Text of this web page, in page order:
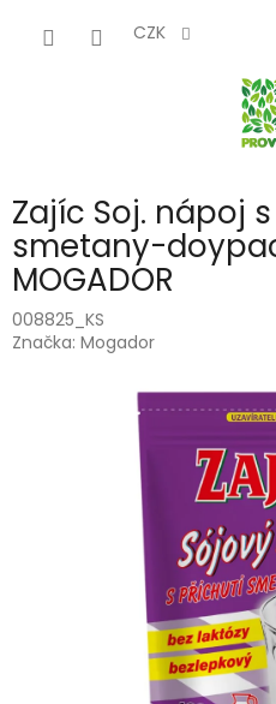
CZK
Zajíc Soj. nápoj
smetany-
MOGADOR
008825_KS
Značka: Mogador